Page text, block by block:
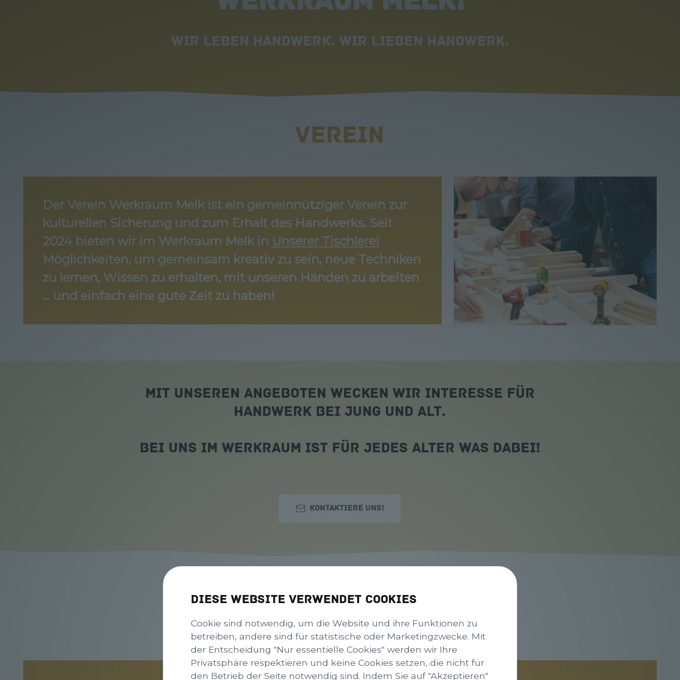
Wir leben Handwerk. Wir lieben Handwerk.
VEREIN
Der Verein Werkraum Melk ist ein gemeinnütziger Verein zur
kulturellen Sicherung und zum Erhalt des Handwerks. Seit
2024 bieten wir im Werkraum Melk in Unserer Tischlerei
Möglichkeiten, um gemeinsam kreativ zu sein, neue Techniken
zu lernen, Wissen zu erhalten, mit unseren Händen zu arbeiten
… und einfach eine gute Zeit zu haben!
Mit unseren Angeboten wecken wir Interesse für
Handwerk bei Jung und Alt.
Bei uns im Werkraum ist für jedes Alter was dabei!
Kontaktiere uns!
ANGEBOT
Diese Website verwendet Cookies
Cookie sind notwendig, um die Website und ihre Funktionen zu
betreiben, andere sind für statistische oder Marketingzwecke. Mit
der Entscheidung "Nur essentielle Cookies" werden wir Ihre
Privatsphäre respektieren und keine Cookies setzen, die nicht für
den Betrieb der Seite notwendig sind. Indem Sie auf "Akzeptieren"